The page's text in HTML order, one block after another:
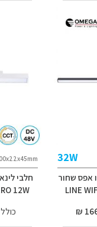
32W
אפס שחור
LINE
חלבי
12W